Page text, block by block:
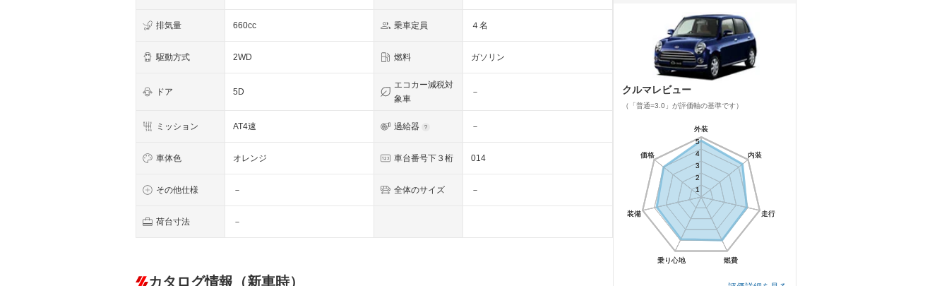
排気量 660cc 乗車定員 ４名
駆動方式 2WD 燃料 ガソリン
ドア 5D
エコカー減税対
象車
－
ミッション AT4速 過給器 －
車体色 オレンジ 車台番号下３桁 014
その他仕様 － 全体のサイズ －
荷台寸法 －
カタログ情報（新車時）
クルマレビュー
（「普通=3.0」が評価軸の基準です）
外装
内装
走行
燃費
乗り心地
装備
価格
1
2
3
4
5
外装
内装
走行
燃費
乗り心地
装備
価格
1
2
3
4
5